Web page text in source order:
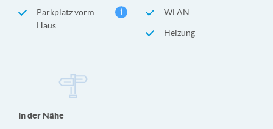
Parkplatz vorm
Haus
WLAN
Heizung
In der Nähe